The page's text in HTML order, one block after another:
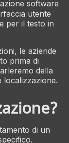
software
utente
per il testo in
le aziende
prima di
della
localizzazione.
di un